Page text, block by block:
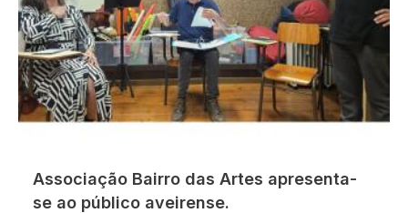
Associação Bairro das Artes apresenta-
se ao público aveirense.